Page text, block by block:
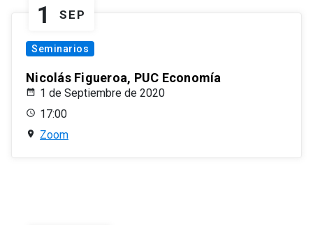
1 SEP
Seminarios
Nicolás Figueroa, PUC Economía
1 de Septiembre de 2020
17:00
Zoom